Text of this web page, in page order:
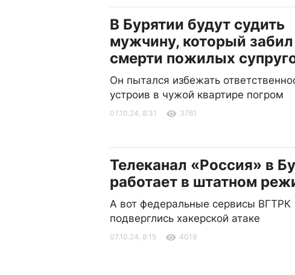
В Бурятии будут судить
мужчину, который
смерти пожилых
Он пытался избежать
устроив в чужой квартире погром
07.10.24, 8:31 3761
Телеканал «Россия» в
работает в штатном
А вот федеральные сервисы ВГТРК
подверглись хакерской атаке
07.10.24, 8:15 4019